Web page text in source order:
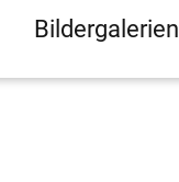
Bildergalerien